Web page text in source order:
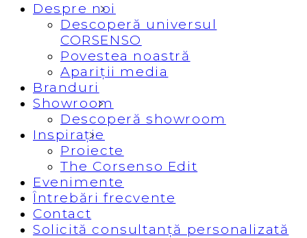
Despre noi
Descoperă universul
CORSENSO
Povestea noastră
Apariții media
Branduri
Showroom
Descoperă showroom
Inspirație
Proiecte
The Corsenso Edit
Evenimente
Întrebări frecvente
Contact
Solicită consultanță personalizată